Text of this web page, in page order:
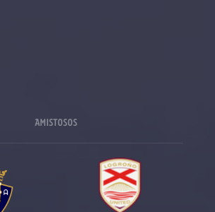
AMISTOSOS